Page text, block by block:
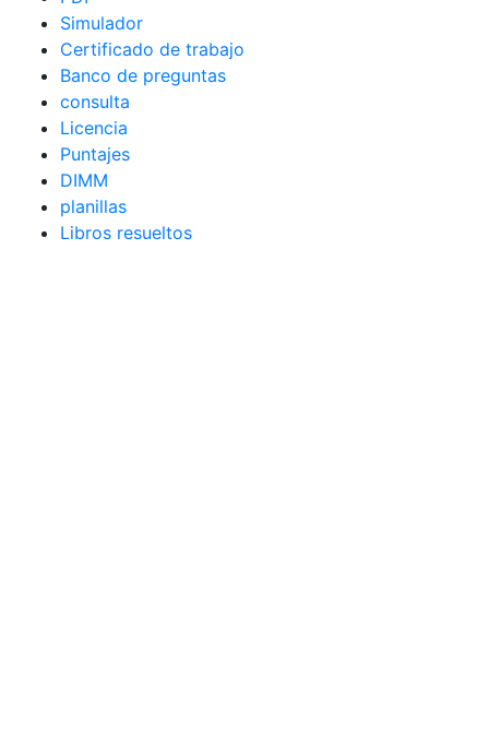
Simulador
Certificado de trabajo
Banco de preguntas
consulta
Licencia
Puntajes
DIMM
planillas
Libros resueltos